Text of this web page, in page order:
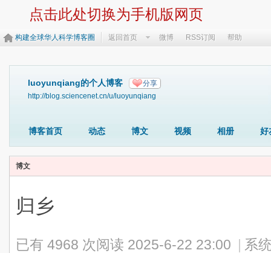
点击此处切换为手机版网页
构建全球华人科学博客圈 返回首页 微博 RSS订阅 帮助
luoyunqiang的个人博客 分享
http://blog.sciencenet.cn/u/luoyunqiang
博客首页 动态 博文 视频 相册 好
博文
归乡
已有 4968 次阅读 2025-6-22 23:00 系